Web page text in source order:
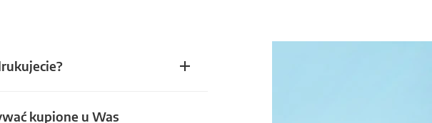
kupione u Was